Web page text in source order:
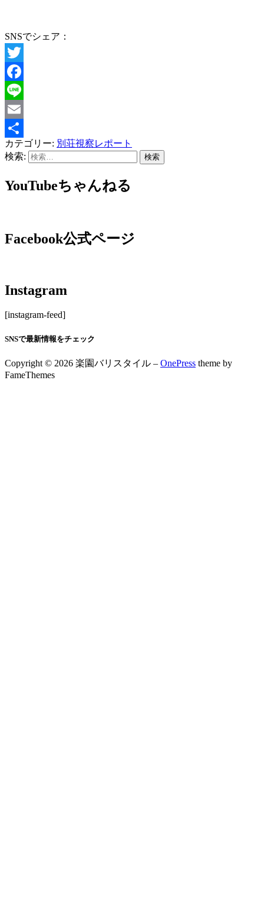
SNSでシェア：
Twitter
Facebook
Line
Email
共
カテゴリー: 別荘視察レポート
検索:
YouTubeちゃんねる
Facebook公式ページ
Instagram
[instagram-feed]
SNSで最新情報をチェック
Copyright © 2026 楽園バリスタイル – OnePress theme by
FameThemes